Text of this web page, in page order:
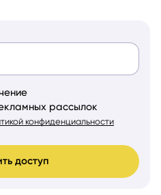
рассылок
конфиденциальности
доступ